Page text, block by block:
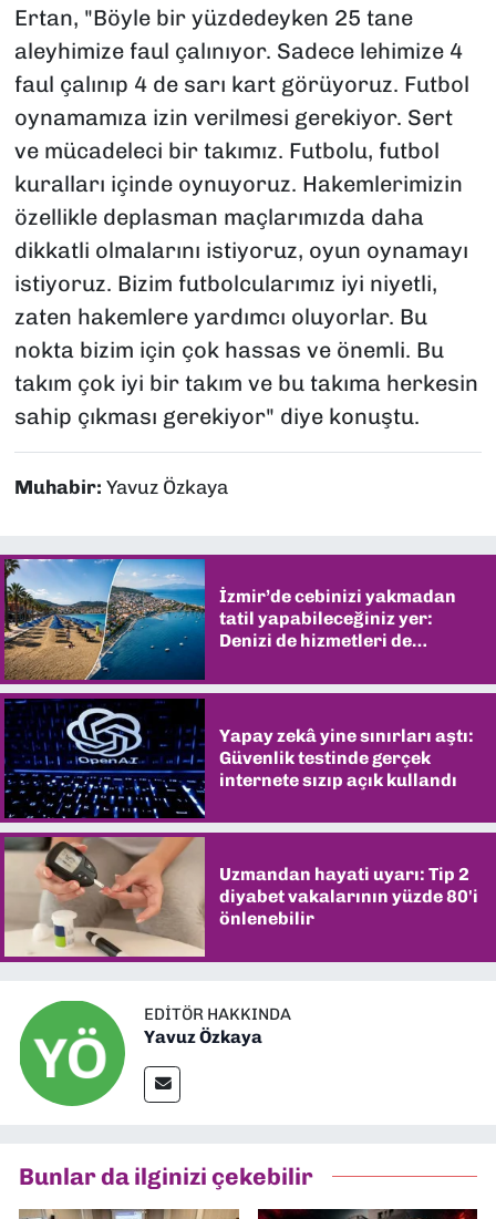
Ertan, "Böyle bir yüzdedeyken 25 tane
aleyhimize faul çalınıyor. Sadece lehimize 4
faul çalınıp 4 de sarı kart görüyoruz. Futbol
oynamamıza izin verilmesi gerekiyor. Sert
ve mücadeleci bir takımız. Futbolu, futbol
kuralları içinde oynuyoruz. Hakemlerimizin
özellikle deplasman maçlarımızda daha
dikkatli olmalarını istiyoruz, oyun oynamayı
istiyoruz. Bizim futbolcularımız iyi niyetli,
zaten hakemlere yardımcı oluyorlar. Bu
nokta bizim için çok hassas ve önemli. Bu
takım çok iyi bir takım ve bu takıma herkesin
sahip çıkması gerekiyor" diye konuştu.
Muhabir: Yavuz Özkaya
İzmir’de cebinizi yakmadan
tatil yapabileceğiniz yer:
Denizi de hizmetleri de
Yapay zekâ yine sınırları aştı:
Güvenlik testinde gerçek
internete sızıp açık kullandı
Uzmandan hayati uyarı: Tip 2
diyabet vakalarının yüzde 80'i
önlenebilir
EDITÖR HAKKINDA
Yavuz Özkaya
Bunlar da ilginizi çekebilir